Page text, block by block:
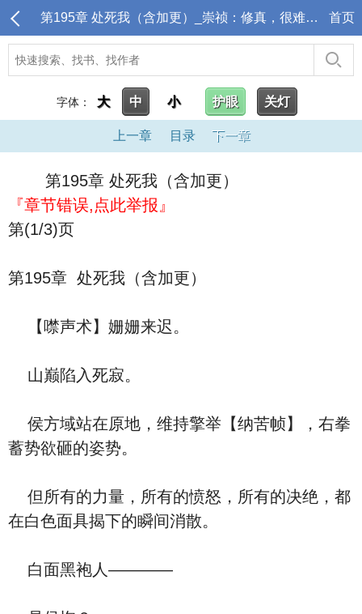
第195章 处死我（含加更）_崇祯：修真，很难么？ 首页
字体： 大 中 小 护眼 关灯
上一章 目录 下一章
第195章 处死我（含加更）
『章节错误,点此举报』
第(1/3)页
第195章 处死我（含加更）
【噤声术】姗姗来迟。
山巅陷入死寂。
侯方域站在原地，维持擎举【纳苦帧】，右拳
蓄势欲砸的姿势。
但所有的力量，所有的愤怒，所有的决绝，都
在白色面具揭下的瞬间消散。
白面黑袍人————